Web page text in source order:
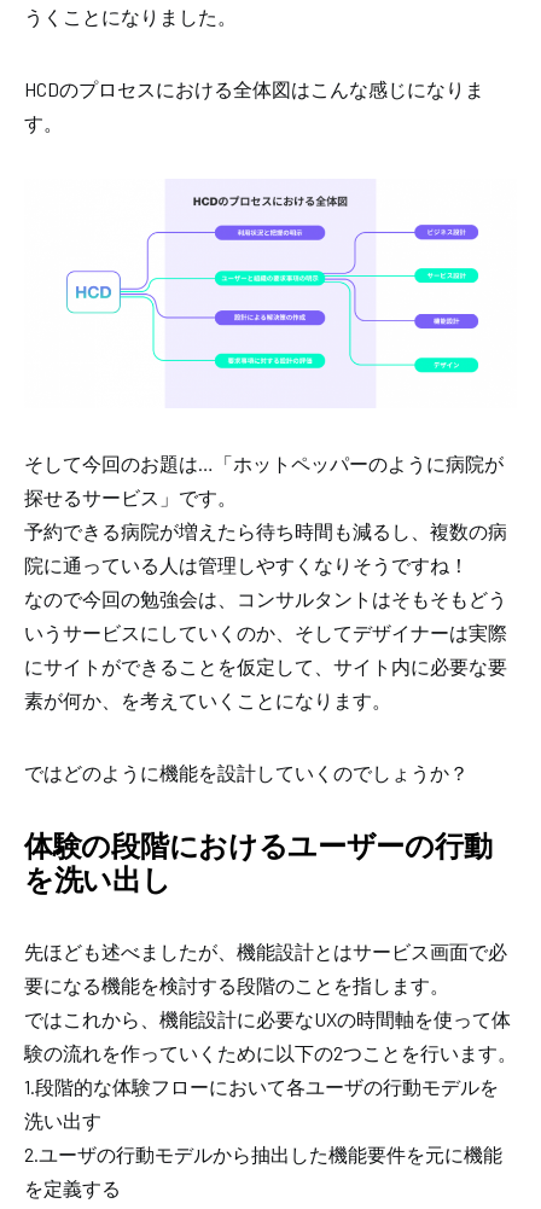
うくことになりました。
HCDのプロセスにおける全体図はこんな感じになりま
す。
そして今回のお題は…「ホットペッパーのように病院が
探せるサービス」です。
予約できる病院が増えたら待ち時間も減るし、複数の病
院に通っている人は管理しやすくなりそうですね！
なので今回の勉強会は、コンサルタントはそもそもどう
いうサービスにしていくのか、そしてデザイナーは実際
にサイトができることを仮定して、サイト内に必要な要
素が何か、を考えていくことになります。
ではどのように機能を設計していくのでしょうか？
体験の段階におけるユーザーの行動
を洗い出し
先ほども述べましたが、機能設計とはサービス画面で必
要になる機能を検討する段階のことを指します。
ではこれから、機能設計に必要なUXの時間軸を使って体
験の流れを作っていくために以下の2つことを行います。
1.段階的な体験フローにおいて各ユーザの行動モデルを
洗い出す
2.ユーザの行動モデルから抽出した機能要件を元に機能
を定義する